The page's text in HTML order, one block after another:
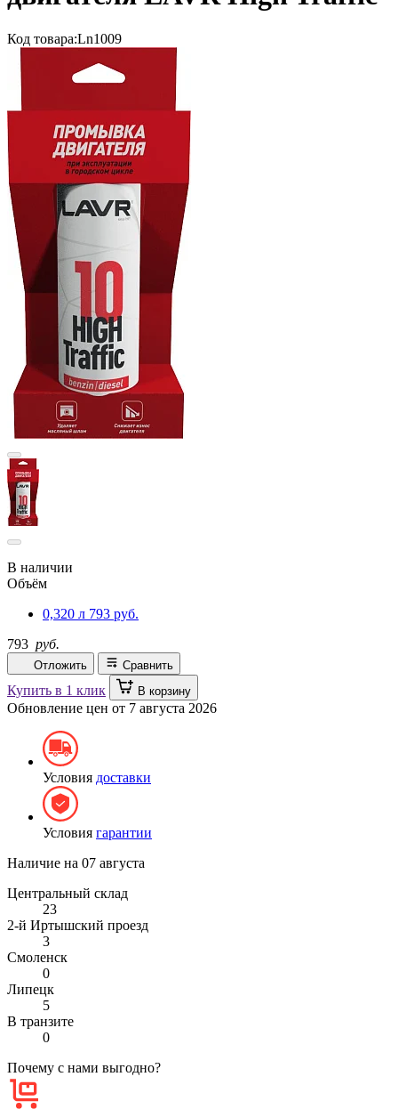
Код товара:Ln1009
В наличии
Объём
0,320 л 793 руб.
793 руб.
Отложить Сравнить
Купить в 1 клик В корзину
Обновление цен от 7 августа 2026
Условия доставки
Условия гарантии
Наличие на 07 августа
Центральный склад
23
2-й Иртышский проезд
3
Смоленск
0
Липецк
5
В транзите
0
Почему с нами выгодно?